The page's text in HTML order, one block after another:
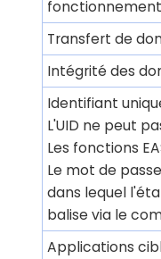
fonctionnement
Transfert de
Intégrité des
Identifiant
L'UID ne peut
Les fonctions
Le mot de
dans lequel
balise via le
Applications